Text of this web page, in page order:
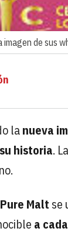
imagen de sus
lanueva
historia.
Pure Malt se
a